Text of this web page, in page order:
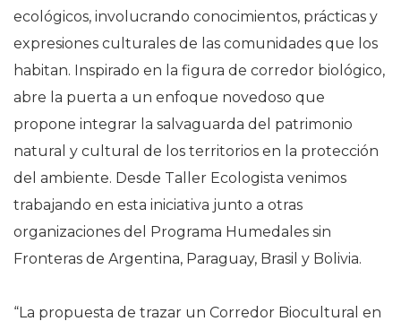
ecológicos, involucrando conocimientos, prácticas y
expresiones culturales de las comunidades que los
habitan. Inspirado en la figura de corredor biológico,
abre la puerta a un enfoque novedoso que
propone integrar la salvaguarda del patrimonio
natural y cultural de los territorios en la protección
del ambiente. Desde Taller Ecologista venimos
trabajando en esta iniciativa junto a otras
organizaciones del Programa Humedales sin
Fronteras de Argentina, Paraguay, Brasil y Bolivia.
“La propuesta de trazar un Corredor Biocultural en